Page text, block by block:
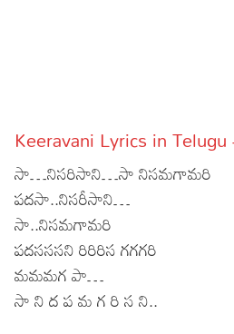
Articles
Facts
Devotional
Christianity
Hinduism
Hindi
Lyrics in Hindi –
Keeravani Lyrics in
సా…నిసరిసాని…సా నిసమగామరి
పదసా..నిసరీసాని…
సా..నిసమగామరి
పదసససని రిరిరిస గగగరి
మమమగ పా…
సా ని ద ప మ గ రి స ని..